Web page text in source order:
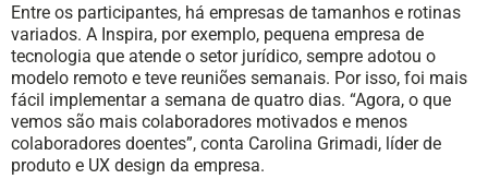
Entre os participantes, há empresas de tamanhos e rotinas
variados. A Inspira, por exemplo, pequena empresa de
tecnologia que atende o setor jurídico, sempre adotou o
modelo remoto e teve reuniões semanais. Por isso, foi mais
fácil implementar a semana de quatro dias. “Agora, o que
vemos são mais colaboradores motivados e menos
colaboradores doentes”, conta Carolina Grimadi, líder de
produto e UX design da empresa.